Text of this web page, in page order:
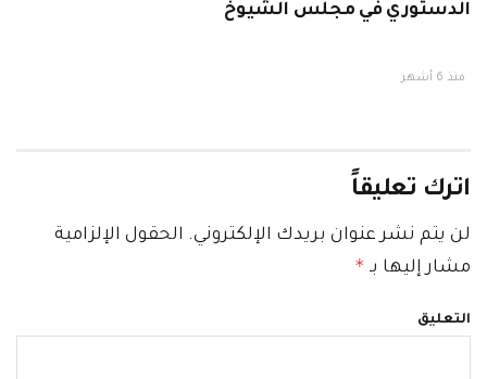
الدستوري في مجلس الشيوخ
منذ 6 أشهر
اترك تعليقاً
لن يتم نشر عنوان بريدك الإلكتروني. الحقول الإلزامية
مشار إليها بـ *
التعليق